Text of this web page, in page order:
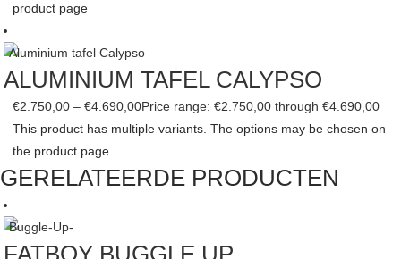
product page
ALUMINIUM TAFEL CALYPSO
€2.750,00 – €4.690,00Price range: €2.750,00 through €4.690,00
This product has multiple variants. The options may be chosen on
the product page
GERELATEERDE PRODUCTEN